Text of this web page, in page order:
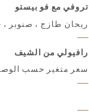
تروفي مع فو بيستو
ريحان طازج ، صنوبر ،
رافيولي من الشيف
سعر متغير حسب